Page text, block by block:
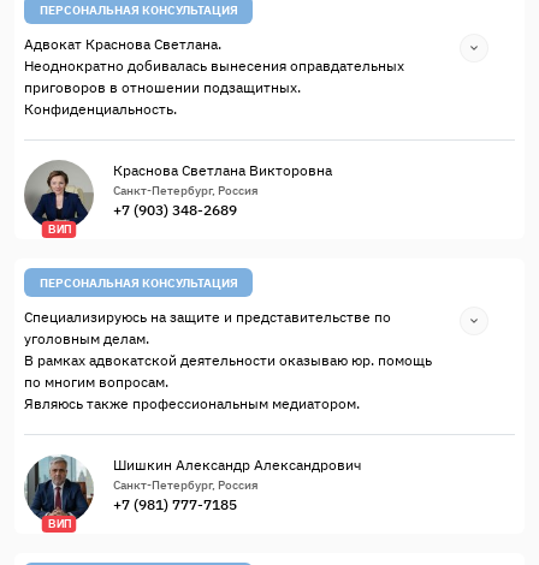
ПЕРСОНАЛЬНАЯ КОНСУЛЬТАЦИЯ
Адвокат Краснова Светлана.
Неоднократно добивалась вынесения оправдательных
приговоров в отношении подзащитных.
Конфиденциальность.
ВИП
Краснова Светлана Викторовна
Санкт-Петербург, Россия
+7 (903) 348-2689
ПЕРСОНАЛЬНАЯ КОНСУЛЬТАЦИЯ
Специализируюсь на защите и представительстве по
уголовным делам.
В рамках адвокатской деятельности оказываю юр. помощь
по многим вопросам.
Являюсь также профессиональным медиатором.
ВИП
Шишкин Александр Александрович
Санкт-Петербург, Россия
+7 (981) 777-7185